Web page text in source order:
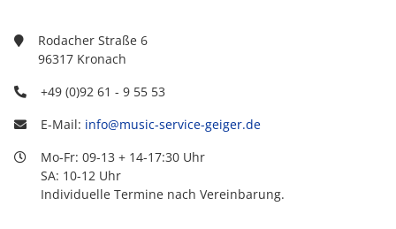
Rodacher Straße 6
96317 Kronach
+49 (0)92 61 - 9 55 53
E-Mail: info@music-service-geiger.de
Mo-Fr: 09-13 + 14-17:30 Uhr
SA: 10-12 Uhr
Individuelle Termine nach Vereinbarung.